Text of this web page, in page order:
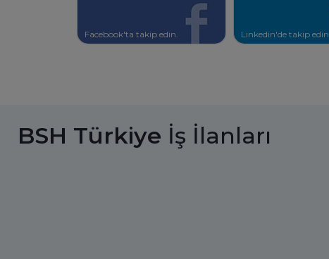
Facebook'ta takip edin. Linkedin'de takip edin.
BSH Türkiye İş İlanları